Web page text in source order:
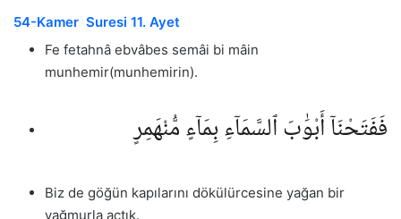
54-Kamer Suresi 11. Ayet
Fe fetahnâ ebvâbes semâi bi mâin
munhemir(munhemirin).
فَفَتَحْنَآ أَبْوَٰبَ ٱلسَّمَآءِ بِمَآءٍ مُّنْهَمِرٍ
Biz de göğün kapılarını dökülürcesine yağan bir
yağmurla açtık.